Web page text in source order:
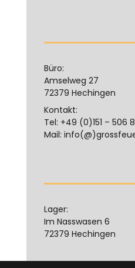
Büro:
Amselweg 27
72379 Hechingen
Kontakt:
Tel: +49 (0)151 – 506
Mail:
Lager:
Im Nasswasen 6
72379 Hechingen